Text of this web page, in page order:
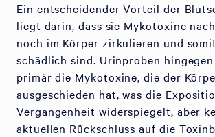
Ein entscheidender Vorteil der
liegt darin, dass sie Mykotoxine
noch im Körper zirkulieren und
schädlich sind. Urinproben
primär die Mykotoxine, die der
ausgeschieden hat, was die
Vergangenheit widerspiegelt, aber
aktuellen Rückschluss auf die